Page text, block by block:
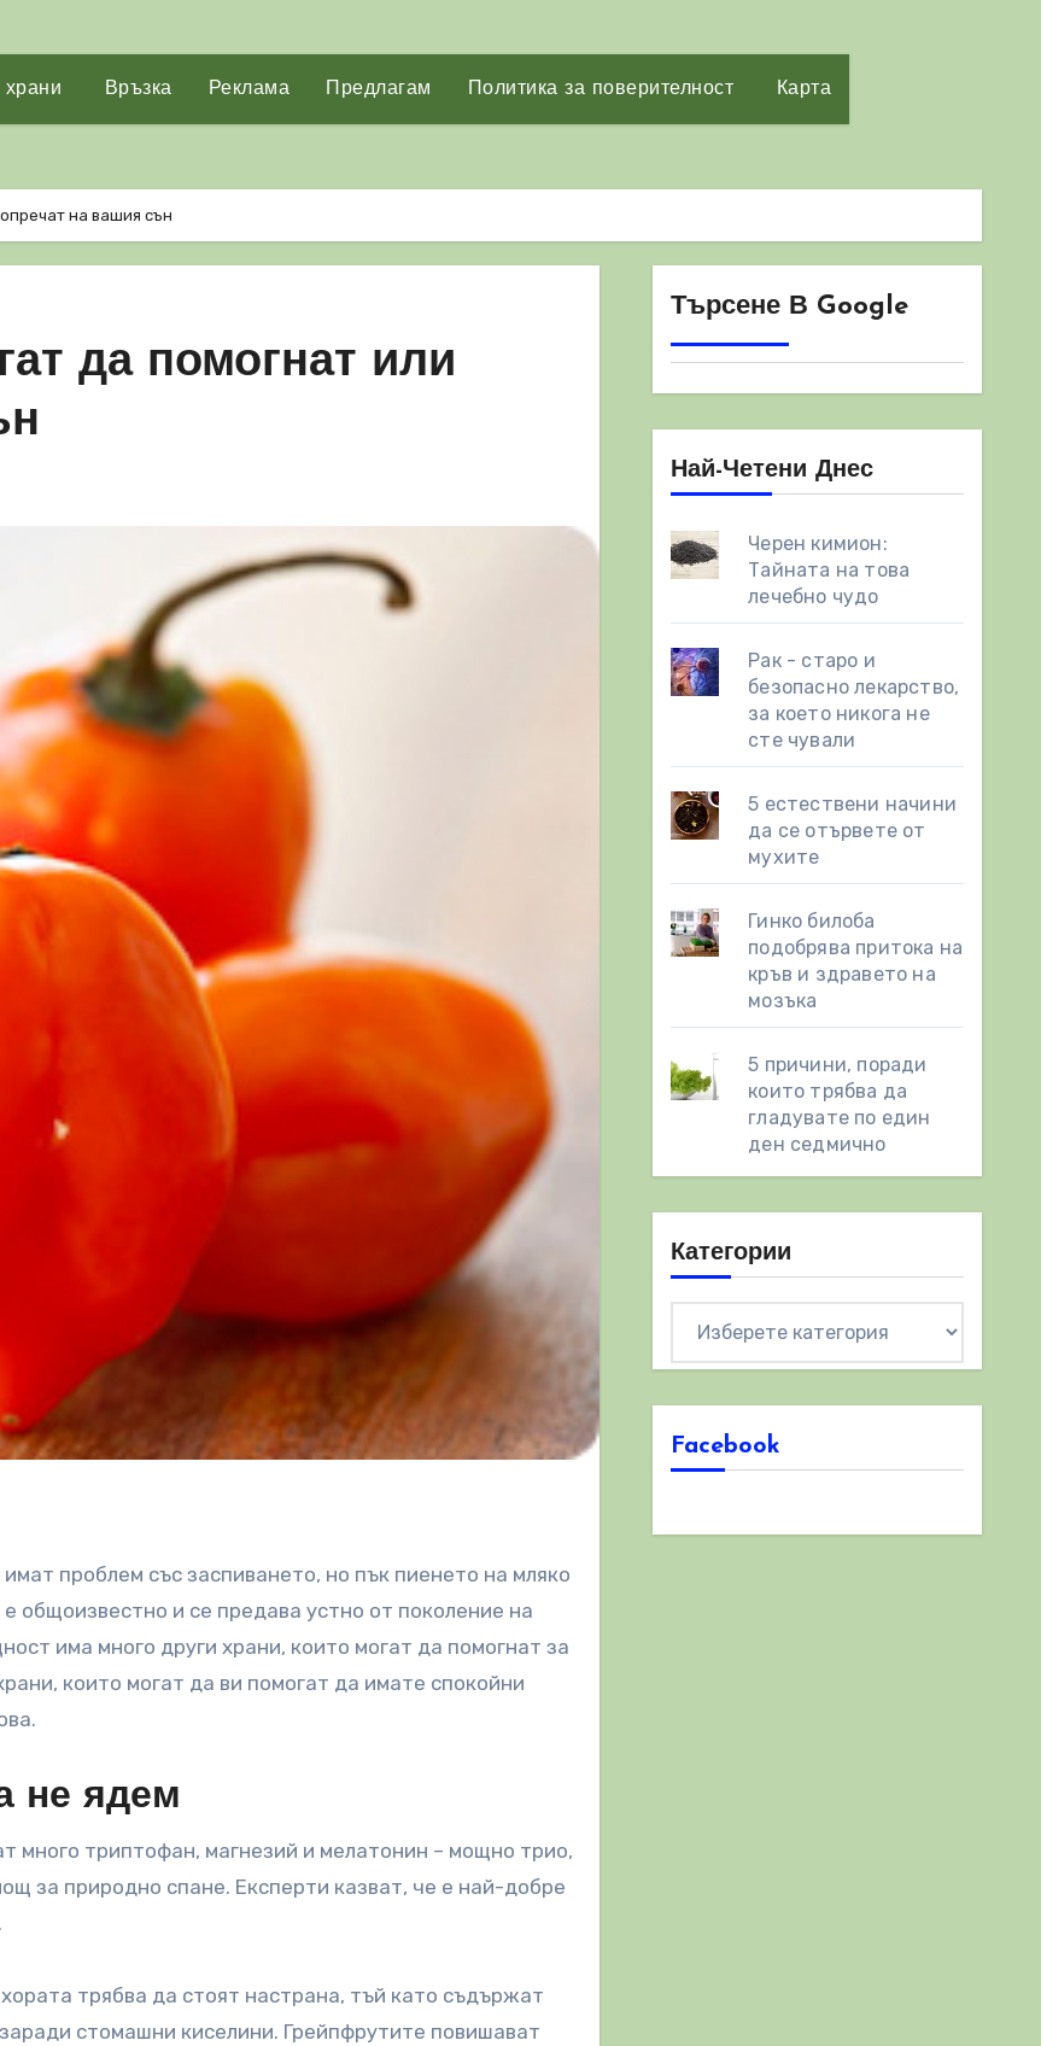
храни Връзка Реклама Предлагам Политика за поверителност Карта
на вашия сън
да помогнат или
проблем със заспиването, но пък пиенето на мляко
общоизвестно и се предава устно от поколение на
има много други храни, които могат да помогнат за
които могат да ви помогат да имате спокойни
не ядем
много триптофан, магнезий и мелатонин – мощно трио,
за природно спане. Експерти казват, че е най-добре
трябва да стоят настрана, тъй като съдържат
стомашни киселини. Грейпфрутите повишават
Търсене В Google
Най-Четени Днес
Черен кимион:
Тайната на това
лечебно чудо
Рак - старо и
безопасно лекарство,
за което никога не
сте чували
5 естествени начини
да се отървете от
мухите
Гинко билоба
подобрява притока на
кръв и здравето на
мозъка
5 причини, поради
които трябва да
гладувате по един
ден седмично
Категории
Facebook